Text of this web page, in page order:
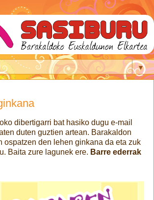
▼
dibertigarri bat hasiko dugu e-mail
duten guztien artean. Barakaldon
ospatzen den lehen ginkana da eta zuk
Baita zure lagunek ere. Barre ederrak